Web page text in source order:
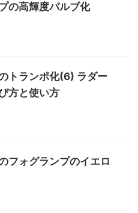
の高輝度バルブ化
トランポ化(6) ラダー
方と使い方
フォグランプのイエロ